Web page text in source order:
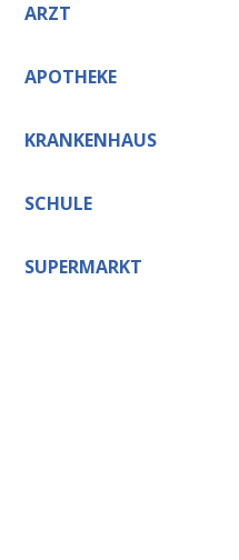
ARZT
APOTHEKE
KRANKENHAUS
SCHULE
SUPERMARKT